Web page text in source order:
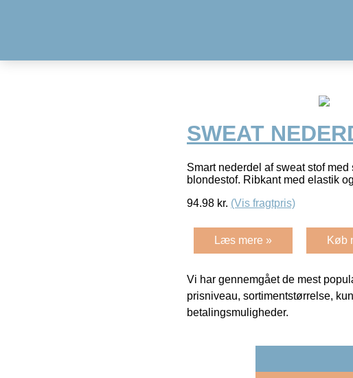
SWEAT
Smart nederdel af sweat stof
blondestof. Ribkant med elastik
94.98 kr. (Vis fragtpris)
Læs mere » Køb
Vi har gennemgået de mest
prisniveau, sortimentstørrelse,
betalingsmuligheder.